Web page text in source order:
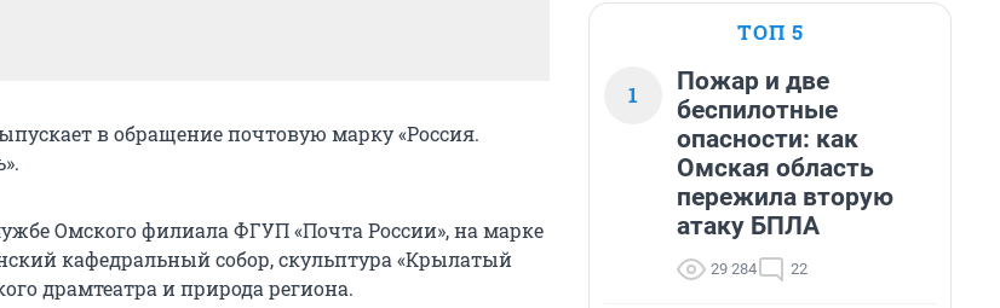
в обращение почтовую марку «Россия.
Омского филиала ФГУП «Почта России», на марке
кафедральный собор, скульптура «Крылатый
драмтеатра и природа региона.
ТОП 5
1
Пожар и две
беспилотные
опасности: как
Омская область
пережила вторую
атаку БПЛА
29 284 22